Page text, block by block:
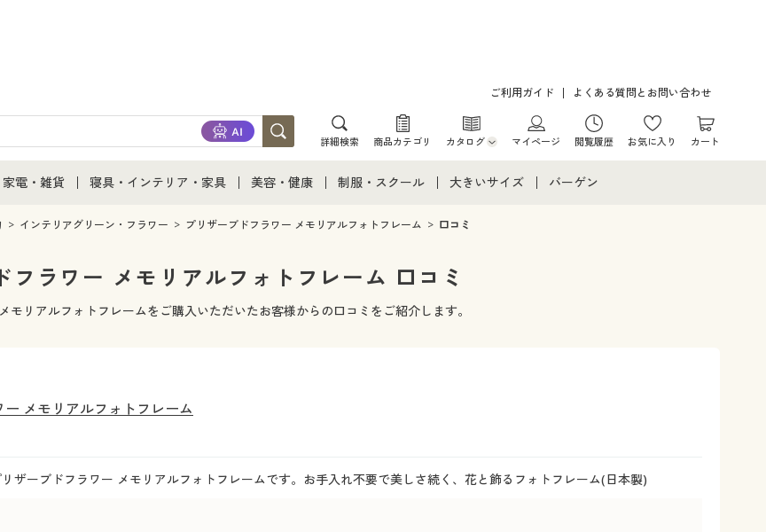
ご利用ガイド よくある質問とお問い合わせ
詳細検索 商品カテゴリ カタログ
カタログ・チラシからのご注文
マイページ 閲覧履歴 お気に入り カート
べて
ション
家電・雑貨
家電・雑貨すべて
家電
キッチン・雑貨・日用品
寝具・インテリア・家具
寝具・インテリア・家具通販すべて
寝具・ベッド
美容・健康
美容・健康通販すべて
美容・健康・サプリメント
制服・スクール
制服・スクールすべて
ジュニア・ティーンズ下着
大きいサイズ
大きいサイズ通販すべて
大きいサイズ レディース服
大きいサイズ レディース下着
バーゲン
インテリアグリーン・フラワー プリザーブドフラワー メモリアルフォトフレーム 口コミ
フラワー メモリアルフォトフレーム 口コミ
モリアルフォトフレームをご購入いただいたお客様からの口コミをご紹介します。
メモリアルフォトフレーム
ザーブドフラワー メモリアルフォトフレームです。お手入れ不要で美しさ続く、花と飾るフォトフレーム(日本製)